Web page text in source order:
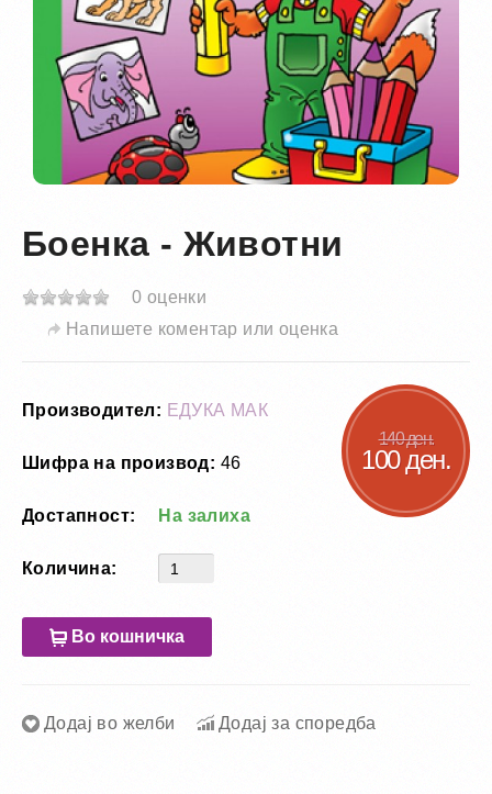
Боенка - Животни
0 оценки
Напишете коментар или оценка
140 ден.
100 ден.
Производител: ЕДУКА МАК
Шифра на производ: 46
Достапност: На залиха
Количина:
Во кошничка
Додај во желби Додај за споредба